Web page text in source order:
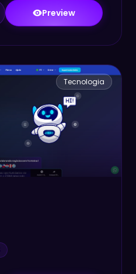
Preview
Tecnologia